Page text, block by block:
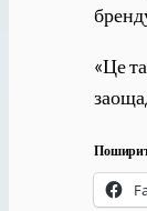
«Це